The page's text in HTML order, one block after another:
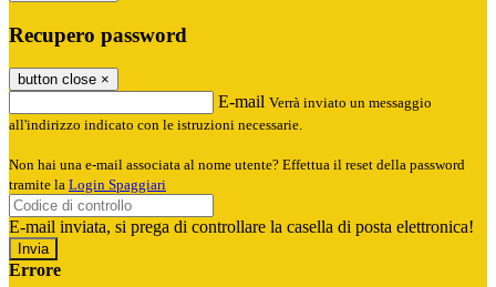
Recupero password
button close ×
E-mail Verrà inviato un messaggio
all'indirizzo indicato con le istruzioni necessarie.
Non hai una e-mail associata al nome utente? Effettua il reset della password
tramite la Login Spaggiari
E-mail inviata, si prega di controllare la casella di posta elettronica!
Errore